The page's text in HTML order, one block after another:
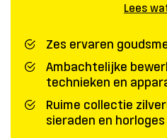
Lees
Zes ervaren
Ambachtelijke
technieken en
Ruime collectie
sieraden en